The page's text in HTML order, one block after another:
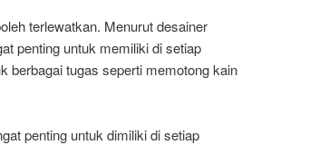
terlewatkan. Menurut desainer
penting untuk memiliki di setiap
berbagai tugas seperti memotong kain
penting untuk dimiliki di setiap